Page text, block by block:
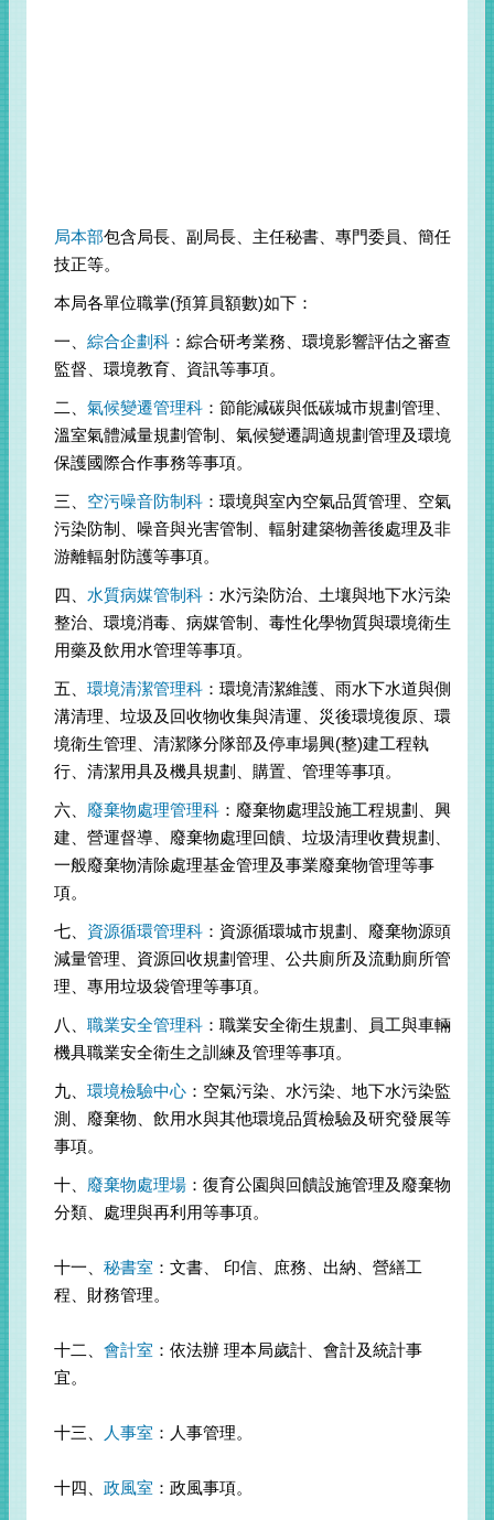
局本部包含局長、副局長、主任秘書、專門委員、簡任
技正等。
本局各單位職掌(預算員額數)如下：
一、 綜合企劃科 ：綜合研考業務、環境影響評估之審查
監督、環境教育、資訊等事項。
二、 氣候變遷管理科 ：節能減碳與低碳城市規劃管理、
溫室氣體減量規劃管制、氣候變遷調適規劃管理及環境
保護國際合作事務等事項。
三、 空污噪音防制科 ：環境與室內空氣品質管理、空氣
污染防制、噪音與光害管制、輻射建築物善後處理及非
游離輻射防護等事項。
四、 水質病媒管制科 ：水污染防治、土壤與地下水污染
整治、環境消毒、病媒管制、毒性化學物質與環境衛生
用藥及飲用水管理等事項。
五、 環境清潔管理科 ：環境清潔維護、雨水下水道與側
溝清理、垃圾及回收物收集與清運、災後環境復原、環
境衛生管理、清潔隊分隊部及停車場興(整)建工程執
行、清潔用具及機具規劃、購置、管理等事項。
六、 廢棄物處理管理科 ：廢棄物處理設施工程規劃、興
建、營運督導、廢棄物處理回饋、垃圾清理收費規劃、
一般廢棄物清除處理基金管理及事業廢棄物管理等事
項。
七、 資源循環管理科 ：資源循環城市規劃、廢棄物源頭
減量管理、資源回收規劃管理、公共廁所及流動廁所管
理、專用垃圾袋管理等事項。
八、 職業安全管理科 ：職業安全衛生規劃、員工與車輛
機具職業安全衛生之訓練及管理等事項。
九、 環境檢驗中心 ：空氣污染、水污染、地下水污染監
測、廢棄物、飲用水與其他環境品質檢驗及研究發展等
事項。
十、 廢棄物處理場 ：復育公園與回饋設施管理及廢棄物
分類、處理與再利用等事項。
十一、 秘書室 ：文書、 印信、庶務、出納、營繕工
程、財務管理。
十二、 會計室 ：依法辦 理本局歲計、會計及統計事
宜。
十三、 人事室 ：人事管理。
十四、 政風室 ：政風事項。